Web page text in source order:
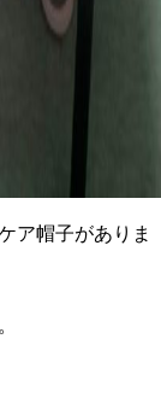
ア帽子がありま